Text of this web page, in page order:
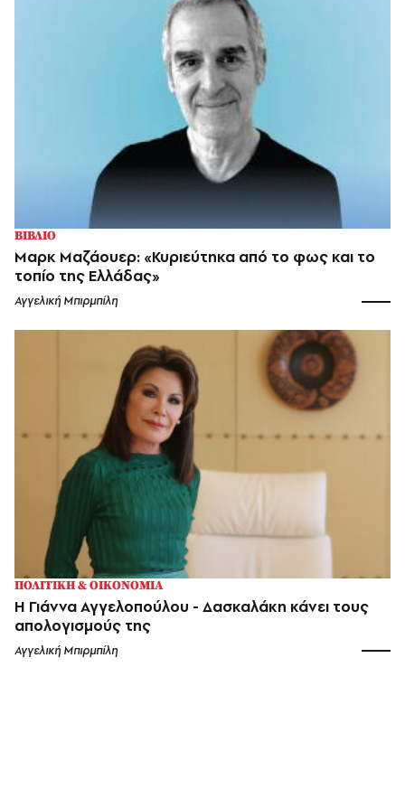
ΒΙΒΛΙΟ
Μαρκ Μαζάουερ: «Κυριεύτηκα από το φως και το
τοπίο της Ελλάδας»
Αγγελική Μπιρμπίλη
ΠΟΛΙΤΙΚΗ & ΟΙΚΟΝΟΜΙΑ
Η Γιάννα Αγγελοπούλου - Δασκαλάκη κάνει τους
απολογισμούς της
Αγγελική Μπιρμπίλη